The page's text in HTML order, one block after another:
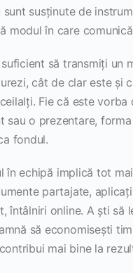
sunt susținute de
modul în care
să transmiți un
cât de clar este și
Fie că este vorba
sau o prezentare,
fondul.
în echipă implică tot
partajate,
întâlniri online. A ști să
să economisești
mai bine la